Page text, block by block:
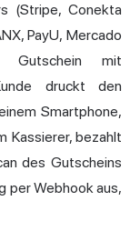
(Stripe, Conekta
PayU, Mercado
Gutschein mit
druckt den
Smartphone,
Kassierer, bezahlt
des Gutscheins
per Webhook aus,